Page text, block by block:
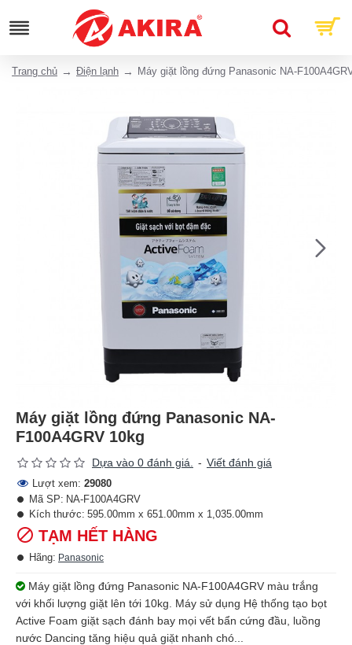
Trang chủ Điện lạnh Máy giặt lồng đứng Panasonic NA-
Máy giặt lồng đứng Panasonic NA-
F100A4GRV 10kg
Dựa vào 0 đánh giá. - Viết đánh giá
Lượt xem: 29080
TẠM HẾT HÀNG
Hãng: Panasonic
Mã SP: NA-F100A4GRV
Kích thước: 595.00mm x 651.00mm x 1,035.00mm
Máy giặt lồng đứng Panasonic NA-F100A4GRV màu trắng
với khối lượng giặt lên tới 10kg. Máy sử dụng Hệ thống tạo bọt
Active Foam giặt sạch đánh bay mọi vết bẩn cứng đầu, luồng
nước Dancing tăng hiệu quả giặt nhanh chó...